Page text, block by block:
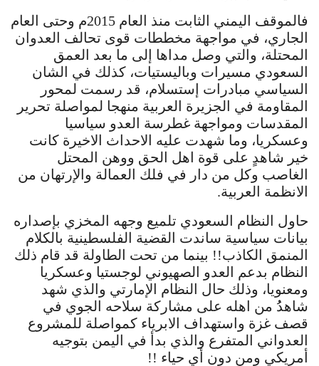
فالموقف اليمني الثابت منذ العام 2015م وحتى العام
الجاري، في مواجهة مخططات قوى تحالف العدوان
المحتلة، والتي وصل مداها إلى ما بعد العمق
السعودي مسيرات وباليستيات، كذلك في الشان
السياسي مبادرات إستسلام، قد رسمت لمحور
المقاومة في الجزيرة العربية منهجا لمواصلة تحرير
المقدسات ومواجهة غطرسة العدو سياسيا
وعسكريا، وما شهدت عليه الاحداث الاخيرة كانت
خير شاهدٍ على قوة اهل الحق ووهن المحتل
الغاصب وكل من دار في فلك العمالة والإرتهان من
الانظمة العربية.
حاول النظام السعودي تلميع وجهه المخزي بإصداره
بيانات سياسية ساندت القضية الفلسطينية بالكلام
المنمق الكاذب!! بينما من تحت الطاولة قد قام ذلك
النظام بدعم العدو الصهيوني لوجستيا وعسكريا
ومعنويا، وذلك حال النظام الإمارتي والذي شهد
شاهدُُ من اهله على مشاركة سلاحه الجوي في
قصف غزة واستهداف الابرياء كمواصلة للمشروع
العدواني المتفرع والذي بدأ في اليمن بتوجيه
أمريكي ومن دون أي حياء !!